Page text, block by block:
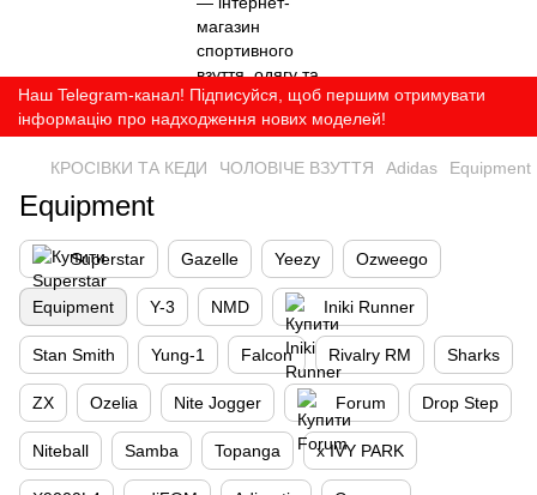
Наш Telegram-канал! Підписуйся, щоб першим отримувати
інформацію про надходження нових моделей!
КРОСІВКИ ТА КЕДИ ЧОЛОВІЧЕ ВЗУТТЯ Adidas Equipment
Equipment
Superstar Gazelle Yeezy Ozweego
Equipment Y-3 NMD Iniki Runner
Stan Smith Yung-1 Falcon Rivalry RM Sharks
ZX Ozelia Nite Jogger Forum Drop Step
Niteball Samba Topanga x IVY PARK